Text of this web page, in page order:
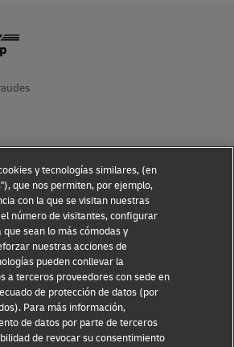
y tecnologías similares, (en
que nos permiten, por ejemplo,
con la que se visitan nuestras
número de visitantes, configurar
sean lo más cómodas y
nuestras acciones de
pueden conllevar la
a terceros proveedores con sede en
de protección de datos (por
Para más información,
de datos por parte de terceros
de revocar su consentimiento